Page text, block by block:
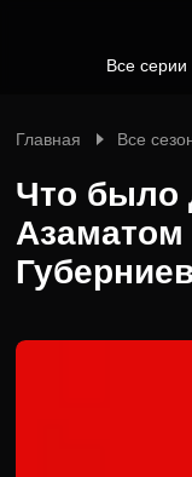
Все серии
Главная Все
Что было